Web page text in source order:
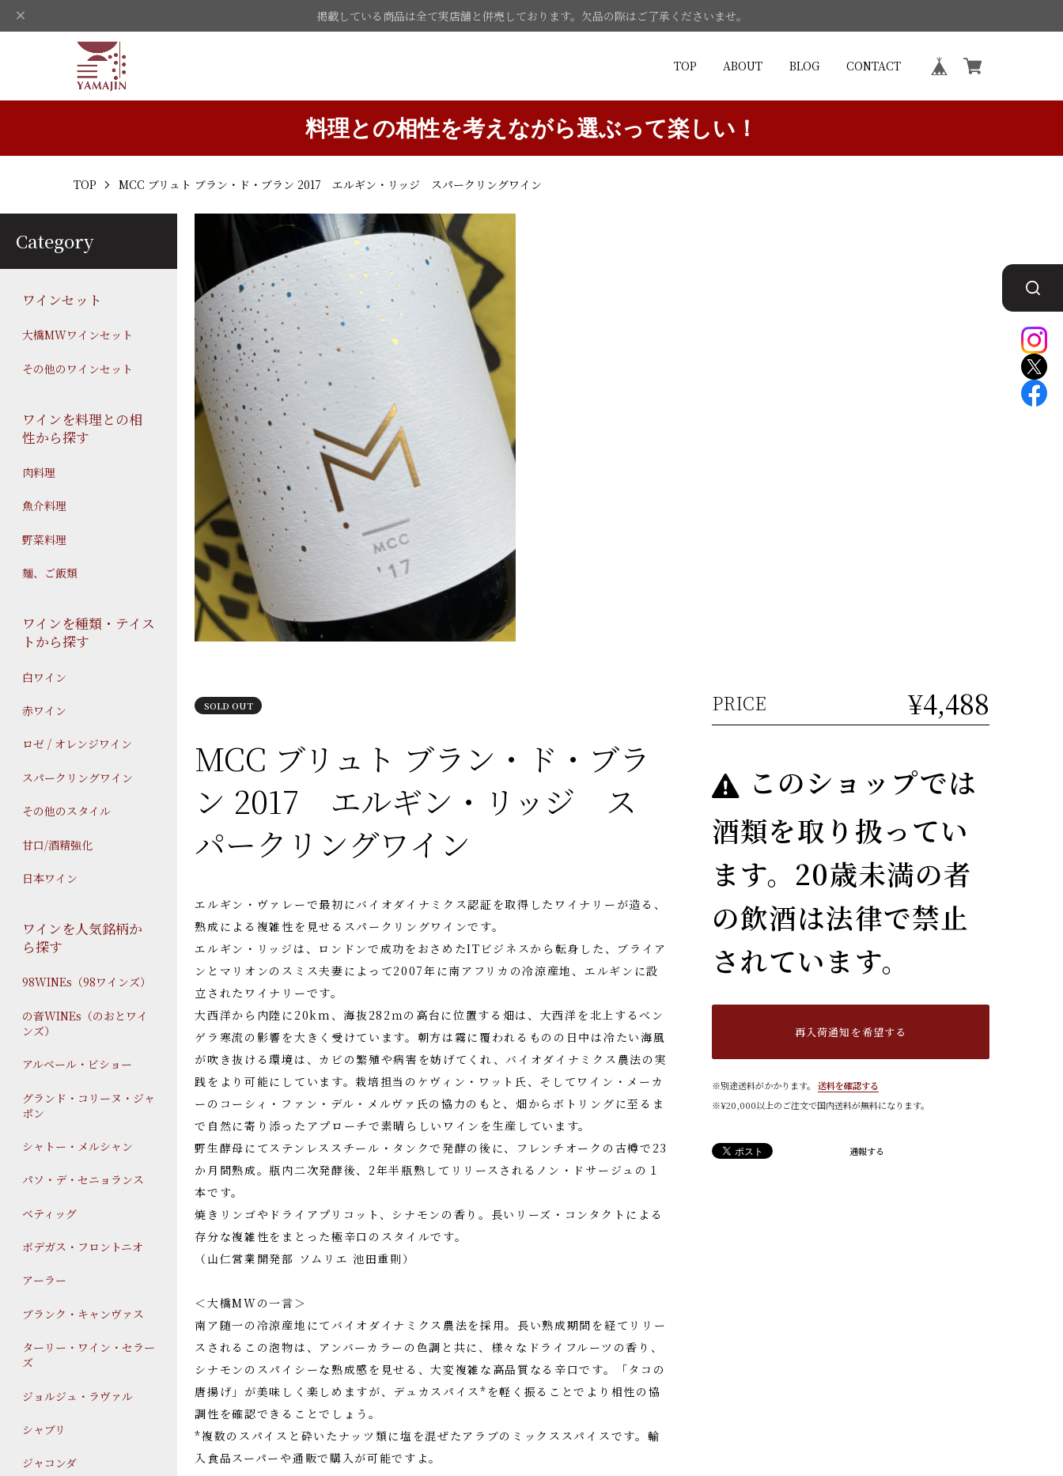
掲載している商品は全て実店舗と併売しております。欠品の際はご了承くださいませ。
TOP ABOUT BLOG CONTACT
料理との相性を考えながら選ぶって楽しい！
Category
ワインセット
大橋MWワインセット
その他のワインセット
ワインを料理との相
性から探す
肉料理
魚介料理
野菜料理
麺、ご飯類
ワインを種類・テイス
トから探す
白ワイン
赤ワイン
ロゼ / オレンジワイン
スパークリングワイン
その他のスタイル
甘口/酒精強化
日本ワイン
ワインを人気銘柄か
ら探す
98WINEs（98ワインズ）
の音WINEs（のおとワイ
ンズ）
アルベール・ビショー
グランド・コリーヌ・ジャ
ポン
シャトー・メルシャン
パソ・デ・セニョランス
ベティッグ
ボデガス・フロントニオ
アーラー
ブランク・キャンヴァス
ターリー・ワイン・セラー
ズ
ジョルジュ・ラヴァル
シャブリ
ジャコンダ
TOP MCC ブリュト ブラン・ド・ブラン 2017 エルギン・リッジ スパークリングワイン
SOLD OUT
MCC ブリュト ブラン・ド・ブラ
ン 2017 エルギン・リッジ ス
パークリングワイン
エルギン・ヴァレーで最初にバイオダイナミクス認証を取得したワイナリーが造る、
熟成による複雑性を見せるスパークリングワインです。
エルギン・リッジは、ロンドンで成功をおさめたITビジネスから転身した、ブライア
ンとマリオンのスミス夫妻によって2007年に南アフリカの冷涼産地、エルギンに設
立されたワイナリーです。
大西洋から内陸に20km、海抜282ｍの高台に位置する畑は、大西洋を北上するベン
ゲラ寒流の影響を大きく受けています。朝方は霧に覆われるものの日中は冷たい海風
が吹き抜ける環境は、カビの繁殖や病害を妨げてくれ、バイオダイナミクス農法の実
践をより可能にしています。栽培担当のケヴィン・ワット氏、そしてワイン・メーカ
ーのコーシィ・ファン・デル・メルヴァ氏の協力のもと、畑からボトリングに至るま
で自然に寄り添ったアプローチで素晴らしいワインを生産しています。
野生酵母にてステンレススチール・タンクで発酵の後に、フレンチオークの古樽で23
か月間熟成。瓶内二次発酵後、2年半瓶熟してリリースされるノン・ドサージュの１
本です。
焼きリンゴやドライアプリコット、シナモンの香り。長いリーズ・コンタクトによる
存分な複雑性をまとった極辛口のスタイルです。
（山仁営業開発部 ソムリエ 池田重則）
＜大橋MWの一言＞
南ア随一の冷涼産地にてバイオダイナミクス農法を採用。長い熟成期間を経てリリー
スされるこの泡物は、アンバーカラーの色調と共に、様々なドライフルーツの香り、
シナモンのスパイシーな熟成感を見せる、大変複雑な高品質なる辛口です。「タコの
唐揚げ」が美味しく楽しめますが、デュカスパイス*を軽く振ることでより相性の協
調性を確認できることでしょう。
*複数のスパイスと砕いたナッツ類に塩を混ぜたアラブのミックススパイスです。輸
入食品スーパーや通販で購入が可能ですよ。
PRICE ¥4,488
このショップでは
酒類を取り扱ってい
ます。20歳未満の者
の飲酒は法律で禁止
されています。
再入荷通知を希望する
※別途送料がかかります。
送料を確認する
※¥20,000以上のご注文で国内送料が無料になります。
通報する